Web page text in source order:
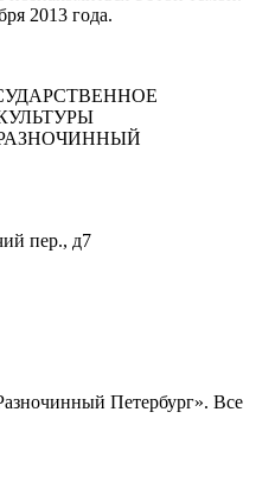
2013 года.
пер., д7
Петербург». Все